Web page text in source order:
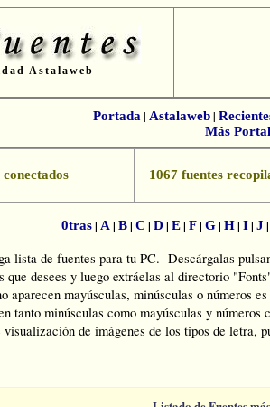
Astalaweb
Portada| Astalaweb|
Más
1067 fuentes
0tras| A | B| C | D | E| F| G| H| I| J
lista de fuentes para tu PC. Descárgalas
que desees y luego extráelas al directorio
aparecen mayúsculas, minúsculas o números
tanto minúsculas como mayúsculas y números
de imágenes de los tipos de letra,